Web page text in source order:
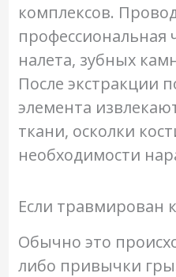
комплексов.
профессиональная
налета, зубных
После экстракции
элемента
ткани, осколки
необходимости
Если травмирован
Обычно это
либо привычки